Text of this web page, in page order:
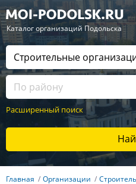
— Каталог организаций Подольска
Расширенный поиск
Главная Организации